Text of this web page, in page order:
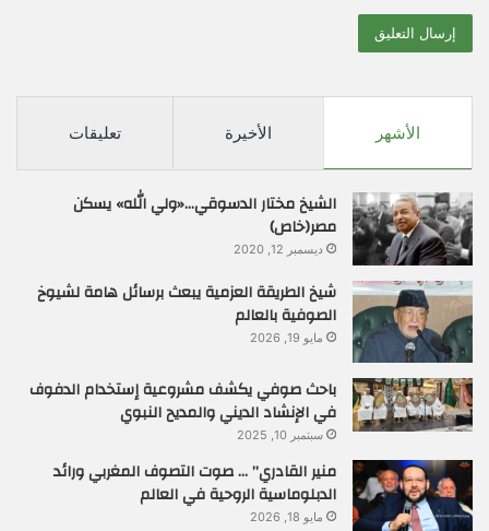
الأشهر الأخيرة تعليقات
الشيخ مختار الدسوقي…«ولي الله» يسكن
مصر(خاص)
ديسمبر 12, 2020
شيخ الطريقة العزمية يبعث برسائل هامة لشيوخ
الصوفية بالعالم
مايو 19, 2026
باحث صوفي يكشف مشروعية إستخدام الدفوف
في الإنشاد الديني والمديح النبوي
سبتمبر 10, 2025
منير القادري” … صوت التصوف المغربي ورائد
الدبلوماسية الروحية في العالم
مايو 18, 2026